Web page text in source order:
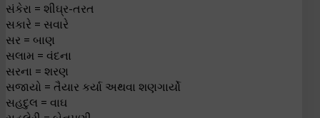
સંકેરા = શીઘ્ર-તરત
સકારે = સવારે
સર = બાણ
સલામ = વંદના
સરના = શરણ
સજાયો = તૈયાર કર્યા અથવા શણગાર્યો
સહદુલ = વાઘ